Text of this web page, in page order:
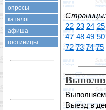
опросы
каталог
афиша
гостиницы
Страницы:
22 23 24 25
47 48 49 50
72 73 74 75
Выезд в